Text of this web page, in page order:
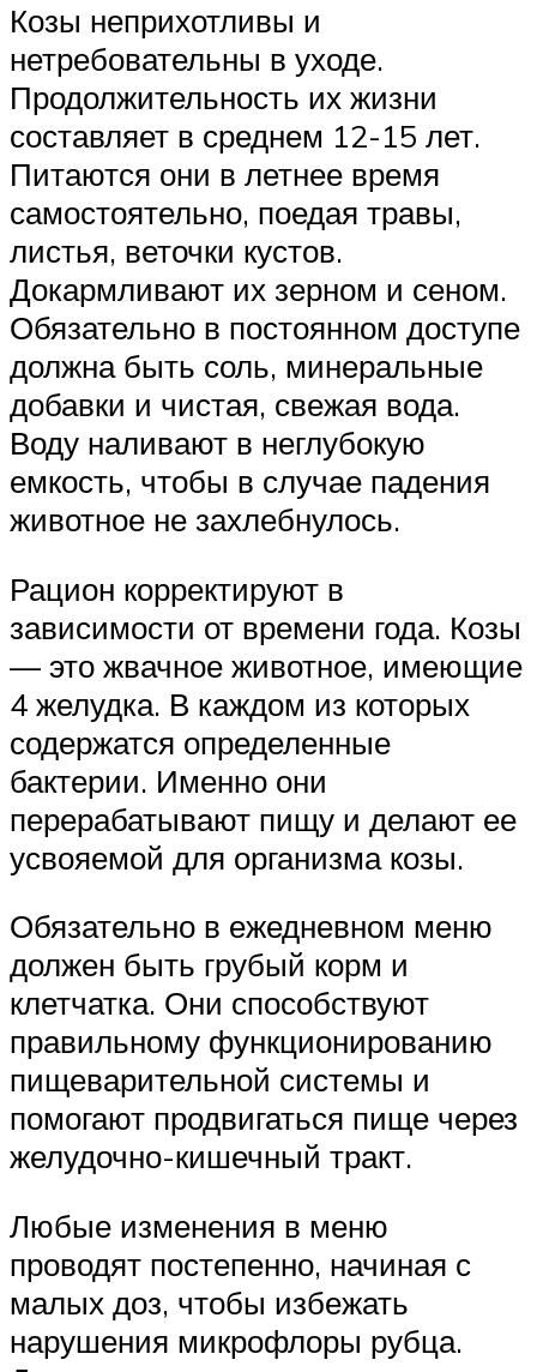
Козы неприхотливы и
нетребовательны в уходе.
Продолжительность их жизни
составляет в среднем 12-15 лет.
Питаются они в летнее время
самостоятельно, поедая травы,
листья, веточки кустов.
Докармливают их зерном и сеном.
Обязательно в постоянном доступе
должна быть соль, минеральные
добавки и чистая, свежая вода.
Воду наливают в неглубокую
емкость, чтобы в случае падения
животное не захлебнулось.
Рацион корректируют в
зависимости от времени года. Козы
— это жвачное животное, имеющие
4 желудка. В каждом из которых
содержатся определенные
бактерии. Именно они
перерабатывают пищу и делают ее
усвояемой для организма козы.
Обязательно в ежедневном меню
должен быть грубый корм и
клетчатка. Они способствуют
правильному функционированию
пищеварительной системы и
помогают продвигаться пище через
желудочно-кишечный тракт.
Любые изменения в меню
проводят постепенно, начиная с
малых доз, чтобы избежать
нарушения микрофлоры рубца.